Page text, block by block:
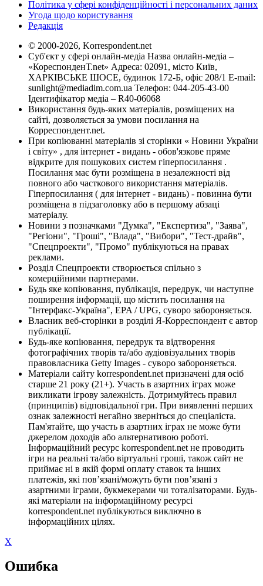
Політика у сфері конфіденційності і персональних даних
Угода щодо користування
Редакція
© 2000-2026, Korrespondent.net
Суб'єкт у сфері онлайн-медіа Назва онлайн-медіа –
«КореспонденТ.net» Адреса: 02091, місто Київ,
ХАРКІВСЬКЕ ШОСЕ, будинок 172-Б, офіс 208/1 E-mail:
sunlight@mediadim.com.ua Телефон: 044-205-43-00
Ідентифікатор медіа – R40-06068
Використання будь-яких матеріалів, розміщених на
сайті, дозволяється за умови посилання на
Корреспондент.net.
При копіюванні матеріалів зі сторінки « Новини України
і світу» , для інтернет - видань - обов'язкове пряме
відкрите для пошукових систем гіперпосилання .
Посилання має бути розміщена в незалежності від
повного або часткового використання матеріалів.
Гіперпосилання ( для інтернет - видань) - повинна бути
розміщена в підзаголовку або в першому абзаці
матеріалу.
Новини з позначками "Думка", "Експертиза", "Заява",
"Регіони", "Гроші", "Влада", "Вибори", "Тест-драйв",
"Спецпроекти", "Промо" публікуються на правах
реклами.
Розділ Спецпроекти створюється спільно з
комерційними партнерами.
Будь яке копіювання, публікація, передрук, чи наступне
поширення інформації, що містить посилання на
"Інтерфакс-Україна", EPA / UPG, суворо забороняється.
Власник веб-сторінки в розділі Я-Корреспондент є автор
публікації.
Будь-яке копіювання, передрук та відтворення
фотографічних творів та/або аудіовізуальних творів
правовласника Getty Images - суворо забороняється.
Матеріали сайту korrespondent.net призначені для осіб
старше 21 року (21+). Участь в азартних іграх може
викликати ігрову залежність. Дотримуйтесь правил
(принципів) відповідальної гри. При виявленні перших
ознак залежності негайно зверніться до спеціаліста.
Пам'ятайте, що участь в азартних іграх не може бути
джерелом доходів або альтернативою роботі.
Інформаційний ресурс korrespondent.net не проводить
ігри на реальні та/або віртуальні гроші, також сайт не
приймає ні в якій формі оплату ставок та інших
платежів, які пов’язані/можуть бути пов’язані з
азартними іграми, букмекерами чи тоталізаторами. Будь-
які матеріали на інформаційному ресурсі
korrespondent.net публікуються виключно в
інформаційних цілях.
X
Ошибка